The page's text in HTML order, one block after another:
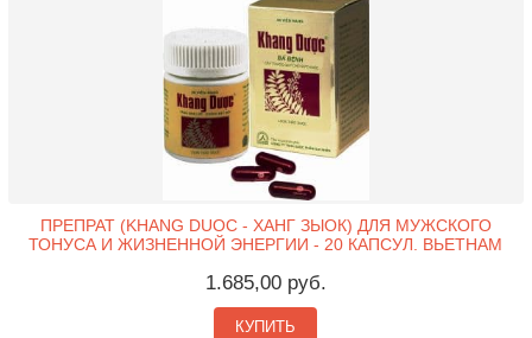
ПРЕПРАТ (KHANG DUOC - ХАНГ ЗЫОК) ДЛЯ МУЖСКОГО
ТОНУСА И ЖИЗНЕННОЙ ЭНЕРГИИ - 20 КАПСУЛ. ВЬЕТНАМ
1.685,00 руб.
КУПИТЬ